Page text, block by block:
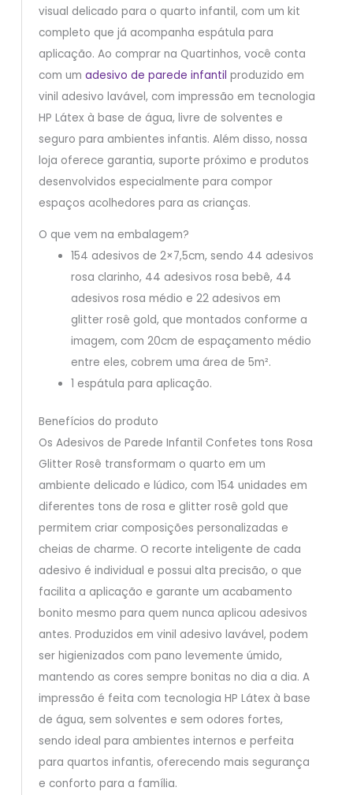
visual delicado para o quarto infantil, com um kit
completo que já acompanha espátula para
aplicação. Ao comprar na Quartinhos, você conta
com um adesivo de parede infantil produzido em
vinil adesivo lavável, com impressão em tecnologia
HP Látex à base de água, livre de solventes e
seguro para ambientes infantis. Além disso, nossa
loja oferece garantia, suporte próximo e produtos
desenvolvidos especialmente para compor
espaços acolhedores para as crianças.
O que vem na embalagem?
154 adesivos de 2×7,5cm, sendo 44 adesivos
rosa clarinho, 44 adesivos rosa bebê, 44
adesivos rosa médio e 22 adesivos em
glitter rosê gold, que montados conforme a
imagem, com 20cm de espaçamento médio
entre eles, cobrem uma área de 5m².
1 espátula para aplicação.
Benefícios do produto
Os Adesivos de Parede Infantil Confetes tons Rosa
Glitter Rosê transformam o quarto em um
ambiente delicado e lúdico, com 154 unidades em
diferentes tons de rosa e glitter rosê gold que
permitem criar composições personalizadas e
cheias de charme. O recorte inteligente de cada
adesivo é individual e possui alta precisão, o que
facilita a aplicação e garante um acabamento
bonito mesmo para quem nunca aplicou adesivos
antes. Produzidos em vinil adesivo lavável, podem
ser higienizados com pano levemente úmido,
mantendo as cores sempre bonitas no dia a dia. A
impressão é feita com tecnologia HP Látex à base
de água, sem solventes e sem odores fortes,
sendo ideal para ambientes internos e perfeita
para quartos infantis, oferecendo mais segurança
e conforto para a família.